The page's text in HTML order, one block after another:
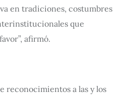
en tradiciones, costumbres
que
afirmó.
reconocimientos a las y los